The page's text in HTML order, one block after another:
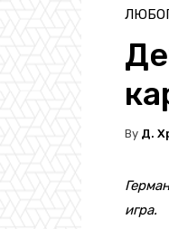
By Д.
игра.